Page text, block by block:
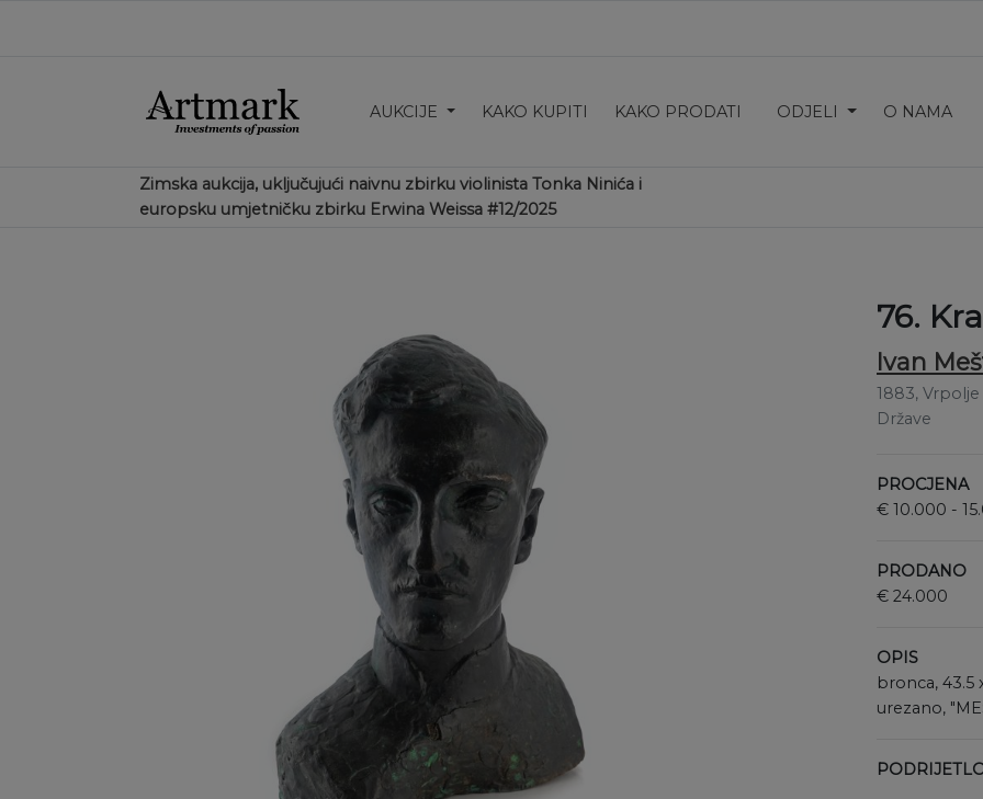
AUKCIJE KAKO KUPITI KAKO PRODATI ODJELI O NAMA
Zimska aukcija, uključujući naivnu zbirku violinista Tonka Ninića i
europsku umjetničku zbirku Erwina Weissa #12/2025
76.
Ivan
1883, Vrpolje
Države
PROCJENA
€ 10.000 -
PRODANO
€ 24.000
OPIS
bronca 43.5
urezano,